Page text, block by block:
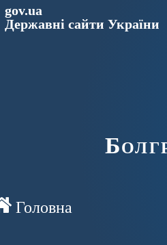
gov.ua
Державні сайти України